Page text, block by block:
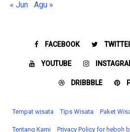
« Jun Agu »
FACEBOOK
YOUTUBE
DRIBBBLE
Tempat wisata‎ Tips Wisata Paket
Tentang Kami Privacy Policy for heboh